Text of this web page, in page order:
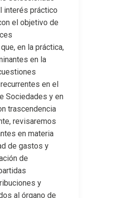
interés práctico
el objetivo de
en la práctica,
en la
en el
Sociedades y en
trascendencia
revisaremos
en materia
de gastos y
de
y
al órgano de